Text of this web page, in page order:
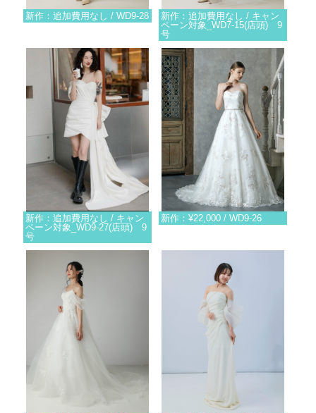
新作：追加費用なし / WD9-28
新作：追加費用なし / キャン
ペーン対象_WD7-15(店頭) 9
号
新作：追加費用なし / キャン
ペーン対象_WD9-27(店頭) 9
号
新作：¥22,000 / WD9-26